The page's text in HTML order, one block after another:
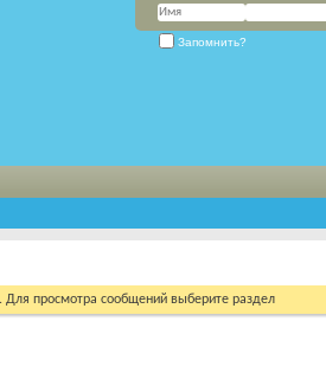
Запомнить?
. Для просмотра сообщений выберите раздел